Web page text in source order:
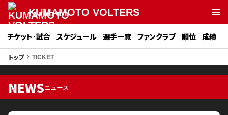
KUMAMOTO VOLTERS
チケット･試合 スケジュール 選手一覧 ファンクラブ 順位 成績
トップkeyboard_arrow_right TICKET
NEWSニュース